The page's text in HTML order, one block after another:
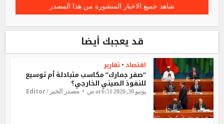
شاهد جميع الاخبار المنشورة من هذا المصدر
قد يعجبك أيضا
اقتصاد • تقارير
“صفر جمارك” مكاسب متبادلة أم توسيع
للنفوذ الصيني الخارجي؟
يونيو 30, 2026 at 6:51 ص مصدر الخبر /Editor